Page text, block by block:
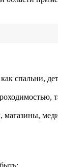
спальни,